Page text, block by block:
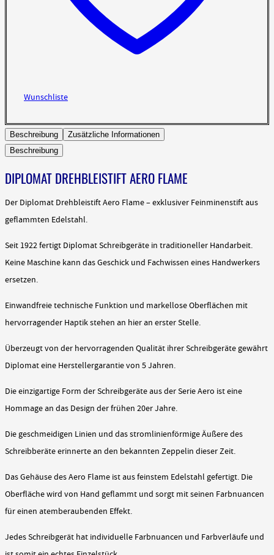
Wunschliste
Beschreibung
Zusätzliche Informationen
Beschreibung
DIPLOMAT DREHBLEISTIFT AERO FLAME
Der Diplomat Drehbleistift Aero Flame – exklusiver Feinminenstift aus
geflammten Edelstahl.
Seit 1922 fertigt Diplomat Schreibgeräte in traditioneller Handarbeit.
Keine Maschine kann das Geschick und Fachwissen eines Handwerkers
ersetzen.
Einwandfreie technische Funktion und markellose Oberflächen mit
hervorragender Haptik stehen an hier an erster Stelle.
Überzeugt von der hervorragenden Qualität ihrer Schreibgeräte gewährt
Diplomat eine Herstellergarantie von 5 Jahren.
Die einzigartige Form der Schreibgeräte aus der Serie Aero ist eine
Hommage an das Design der frühen 20er Jahre.
Die geschmeidigen Linien und das stromlinienförmige Äußere des
Schreibberäte erinnerte an den bekannten Zeppelin dieser Zeit.
Das Gehäuse des Aero Flame ist aus feinstem Edelstahl gefertigt. Die
Oberfläche wird von Hand geflammt und sorgt mit seinen Farbnuancen
für einen atemberaubenden Effekt.
Jedes Schreibgerät hat individuelle Farbnuancen und Farbverläufe und